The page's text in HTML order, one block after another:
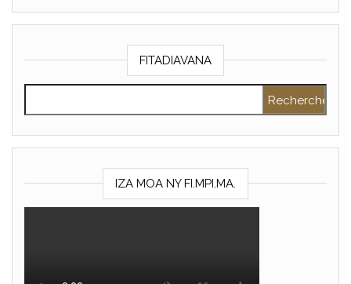
FITADIAVANA
IZA MOA NY FI.MPI.MA.